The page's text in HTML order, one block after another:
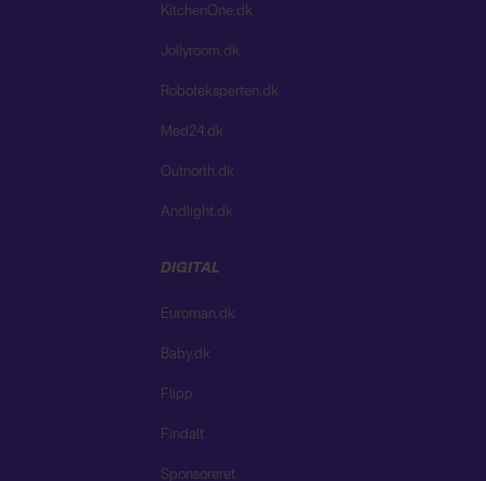
KitchenOne.dk
Jollyroom.dk
Roboteksperten.dk
Med24.dk
Outnorth.dk
Andlight.dk
DIGITAL
Euroman.dk
Baby.dk
Flipp
Findalt
Sponsoreret